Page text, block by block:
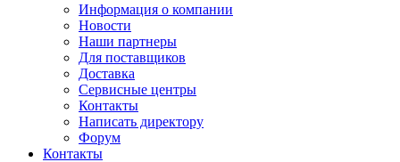
Информация о компании
Новости
Наши партнеры
Для поставщиков
Доставка
Сервисные центры
Контакты
Написать директору
Форум
Контакты